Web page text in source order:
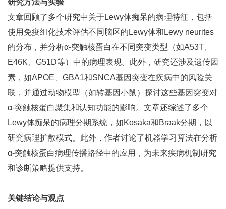
研究方法与实验
文章回顾了多个研究中关于Lewy体痴呆的病理特征，包括
使用免疫组化技术评估不同脑区的Lewy体和Lewy neurites
的分布，并分析α-突触核蛋白在不同突变类型（如A53T、
E46K、G51D等）中的病理表现。此外，研究还涉及遗传因
素，如APOE、GBA1和SNCA基因突变在疾病中的风险关
联，并通过动物模型（如转基因小鼠）探讨这些基因突变对
α-突触核蛋白聚集和认知功能的影响。文章还综述了多个
Lewy体痴呆的病理分期系统，如Kosaka和Braak分期，以
研究病理扩散模式。此外，作者讨论了机器学习算法在分析
α-突触核蛋白病理传播路径中的应用，为未来疾病机制研究
和诊断策略提供支持。
关键结论与观点